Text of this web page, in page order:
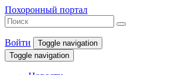
Похоронный портал
Войти
Toggle navigation
Toggle navigation